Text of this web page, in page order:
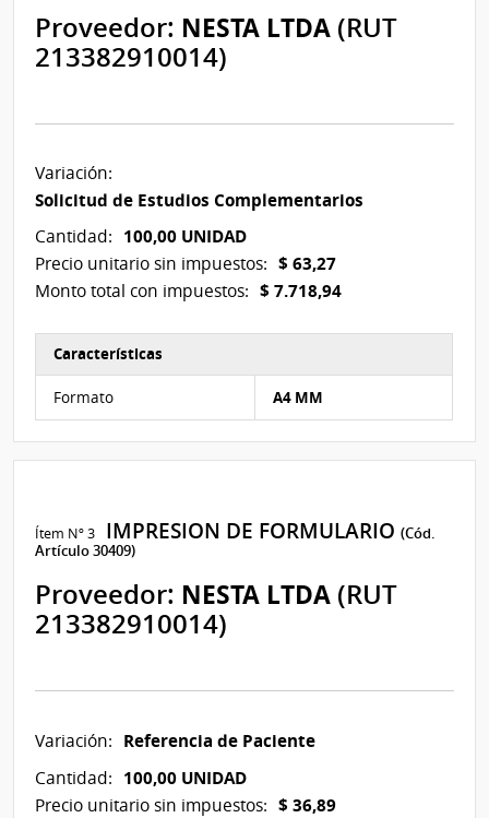
Proveedor: NESTA LTDA (RUT
213382910014)
Variación:
Solicitud de Estudios Complementarios
Cantidad: 100,00 UNIDAD
Precio unitario sin impuestos: $ 63,27
Monto total con impuestos: $ 7.718,94
Características
Formato A4 MM
Ítem Nº 3 IMPRESION DE FORMULARIO(Cód.
Artículo 30409)
Proveedor: NESTA LTDA (RUT
213382910014)
Variación: Referencia de Paciente
Cantidad: 100,00 UNIDAD
Precio unitario sin impuestos: $ 36,89